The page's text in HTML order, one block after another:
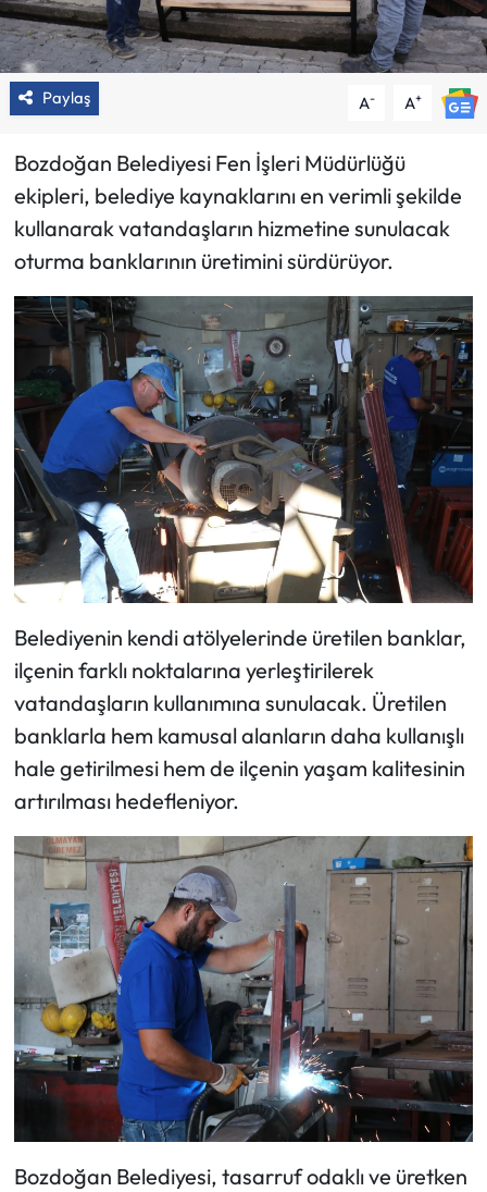
Paylaş A- A+
Bozdoğan Belediyesi Fen İşleri Müdürlüğü
ekipleri, belediye kaynaklarını en verimli şekilde
kullanarak vatandaşların hizmetine sunulacak
oturma banklarının üretimini sürdürüyor.
Belediyenin kendi atölyelerinde üretilen banklar,
ilçenin farklı noktalarına yerleştirilerek
vatandaşların kullanımına sunulacak. Üretilen
banklarla hem kamusal alanların daha kullanışlı
hale getirilmesi hem de ilçenin yaşam kalitesinin
artırılması hedefleniyor.
Bozdoğan Belediyesi, tasarruf odaklı ve üretken